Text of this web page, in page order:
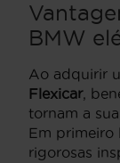
BMW
Ao adquirir
Flexicar,
tornam a
Em primeiro
rigorosas